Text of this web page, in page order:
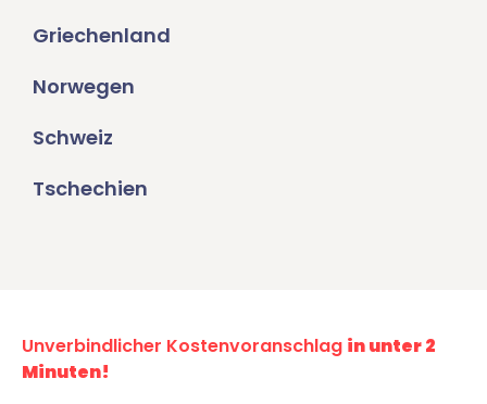
Griechenland
Norwegen
Schweiz
Tschechien
Unverbindlicher Kostenvoranschlag in unter 2
Minuten!